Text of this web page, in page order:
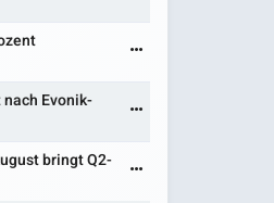
Evonik-
bringt Q2-